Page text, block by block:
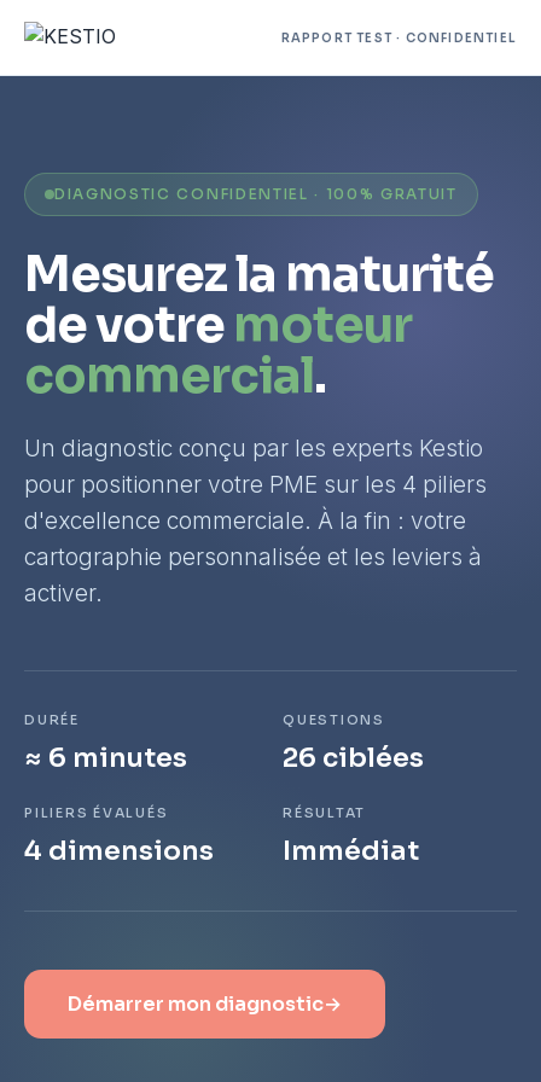
RAPPORT TEST · CONFIDENTIEL
DIAGNOSTIC CONFIDENTIEL · 100% GRATUIT
Mesurez la maturité
de votremoteur
commercial.
Un diagnostic conçu par les experts Kestio
pour positionner votre PME sur les 4 piliers
d'excellence commerciale. À la fin : votre
cartographie personnalisée et les leviers à
activer.
DURÉE
≈ 6 minutes
QUESTIONS
26 ciblées
PILIERS ÉVALUÉS
4 dimensions
RÉSULTAT
Immédiat
Démarrer mon diagnostic→